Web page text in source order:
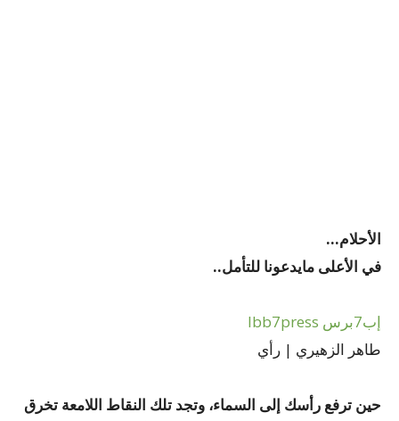
الأحلام…
في الأعلى مايدعونا للتأمل..
إب7برس Ibb7press
طاهر الزهيري | رأي
حين ترفع رأسك إلى السماء، وتجد تلك النقاط اللامعة تخرق